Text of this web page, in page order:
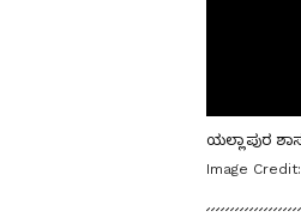
ಯಲ್ಲಾಪುರ
Image Credit: